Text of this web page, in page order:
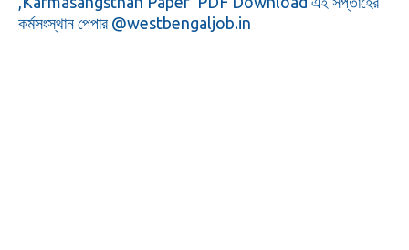
কর্মসংস্থান পেপার @westbengaljob.in